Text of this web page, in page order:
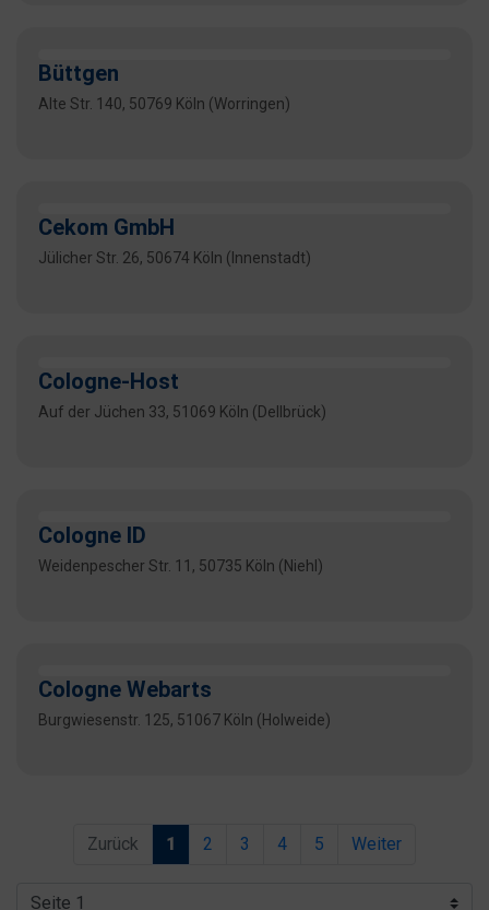
Büttgen
Alte Str. 140, 50769 Köln (Worringen)
Cekom GmbH
Jülicher Str. 26, 50674 Köln (Innenstadt)
Cologne-Host
Auf der Jüchen 33, 51069 Köln (Dellbrück)
Cologne ID
Weidenpescher Str. 11, 50735 Köln (Niehl)
Cologne Webarts
Burgwiesenstr. 125, 51067 Köln (Holweide)
Zurück 1 2 3 4 5 Weiter